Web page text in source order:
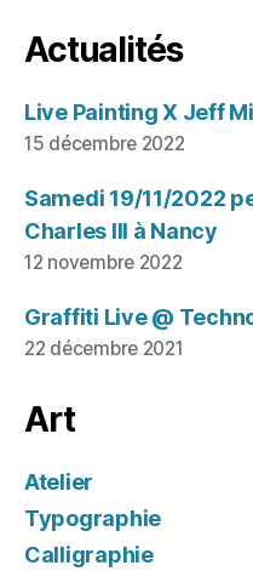
Actualités
Live Painting X Jeff
15 décembre 2022
Samedi 19/11/2022
Charles III à Nancy
12 novembre 2022
Graffiti Live @
22 décembre 2021
Art
Atelier
Typographie
Calligraphie